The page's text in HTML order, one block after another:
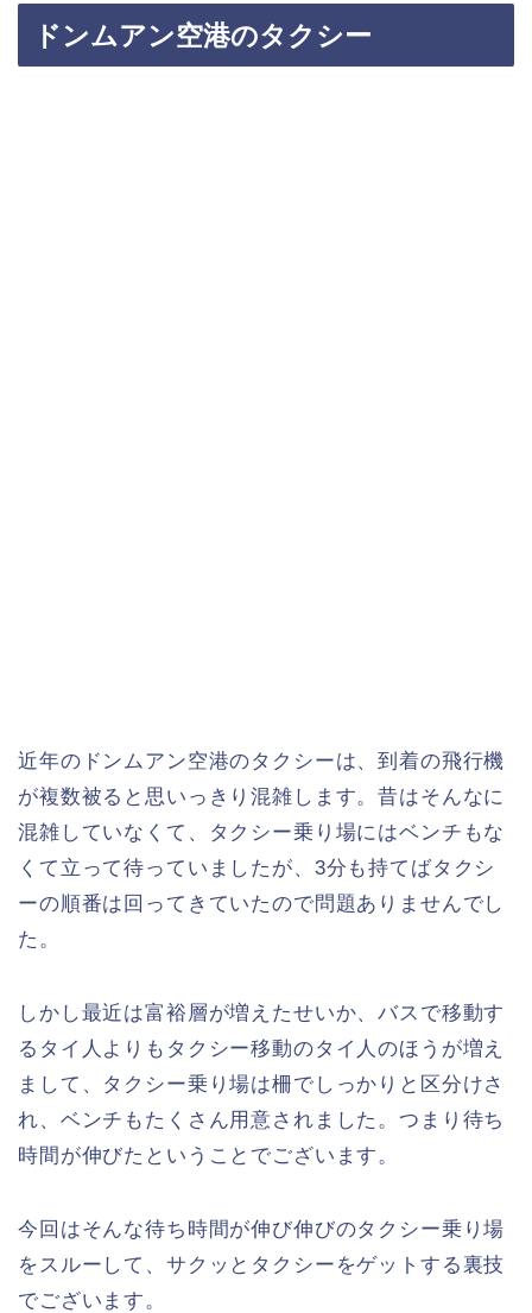
ドンムアン空港のタクシー
近年のドンムアン空港のタクシーは、到着の飛行機
が複数被ると思いっきり混雑します。昔はそんなに
混雑していなくて、タクシー乗り場にはベンチもな
くて立って待っていましたが、3分も持てばタクシ
ーの順番は回ってきていたので問題ありませんでし
た。
しかし最近は富裕層が増えたせいか、バスで移動す
るタイ人よりもタクシー移動のタイ人のほうが増え
まして、タクシー乗り場は柵でしっかりと区分けさ
れ、ベンチもたくさん用意されました。つまり待ち
時間が伸びたということでございます。
今回はそんな待ち時間が伸び伸びのタクシー乗り場
をスルーして、サクッとタクシーをゲットする裏技
でございます。